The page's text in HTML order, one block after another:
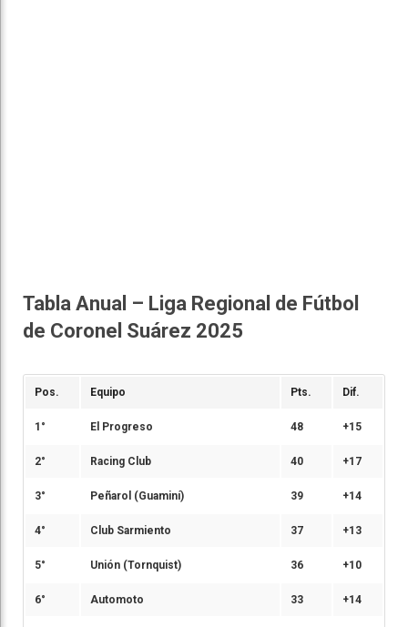
Tabla Anual – Liga Regional de Fútbol
de Coronel Suárez 2025
Pos. Equipo Pts. Dif.
1° El Progreso 48 +15
2° Racing Club 40 +17
3° Peñarol (Guaminí) 39 +14
4° Club Sarmiento 37 +13
5° Unión (Tornquist) 36 +10
6° Automoto 33 +14